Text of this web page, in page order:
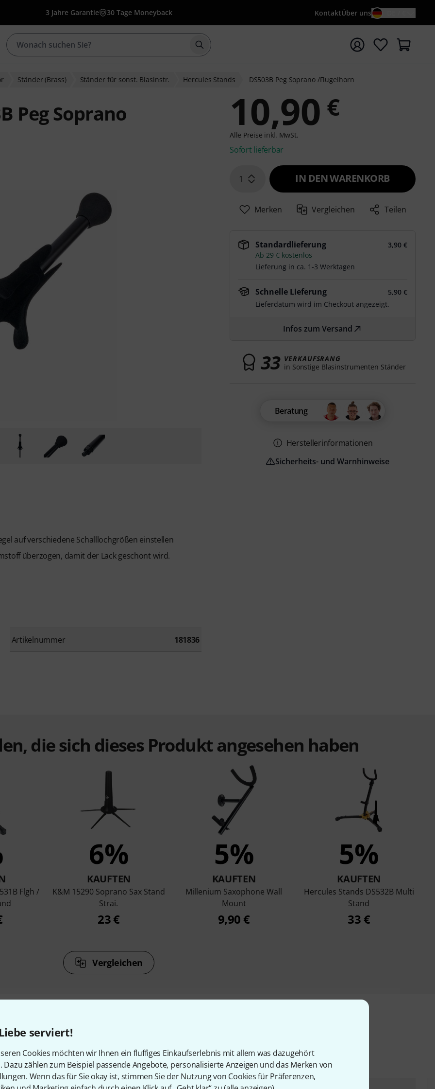
serviert!
Cookies möchten wir Ihnen ein fluffiges Einkaufserlebnis mit allem was dazugehört
Dazu zählen zum Beispiel passende Angebote, personalisierte Anzeigen und das Merken von
Wenn das für Sie okay ist, stimmen Sie der Nutzung von Cookies für Präferenzen,
3 Jahre Garantie 30 Tage Moneyback KontaktÜber uns
Suche mit Suchwort {searchTerm} starten
Ständer (Brass) Ständer für sonst. Blasinstr. Hercules Stands DS503B Peg Soprano /Flugelhorn
Peg Soprano
auf verschiedene Schalllochgrößen einstellen
überzogen, damit der Lack geschont wird.
Artikelnummer 181836
10,90 €
Alle Preise inkl. MwSt.
Sofort lieferbar
1 IN DEN WARENKORB
Merken Vergleichen Teilen
Standardlieferung
3,90 €
Ab 29 € kostenlos
Lieferung in ca. 1-3 Werktagen
Schnelle Lieferung
5,90 €
Lieferdatum wird im Checkout angezeigt.
Infos zum Versand
33 VERKAUFSRANG
in Sonstige Blasinstrumenten Ständer
Beratung
Herstellerinformationen
Sicherheits- und Warnhinweise
die sich dieses Produkt angesehen haben
Flgh /
6%
KAUFTEN
K&M 15290 Soprano Sax Stand
Strai.
23 €
5%
KAUFTEN
Millenium Saxophone Wall
Mount
9,90 €
5%
KAUFTEN
Hercules Stands DS532B Multi
Stand
33 €
Vergleichen
& passende Artikel